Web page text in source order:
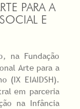
PARA A
E
na Fundação
Arte para a
(IX EIAIDSH).
em parceria
na Infância